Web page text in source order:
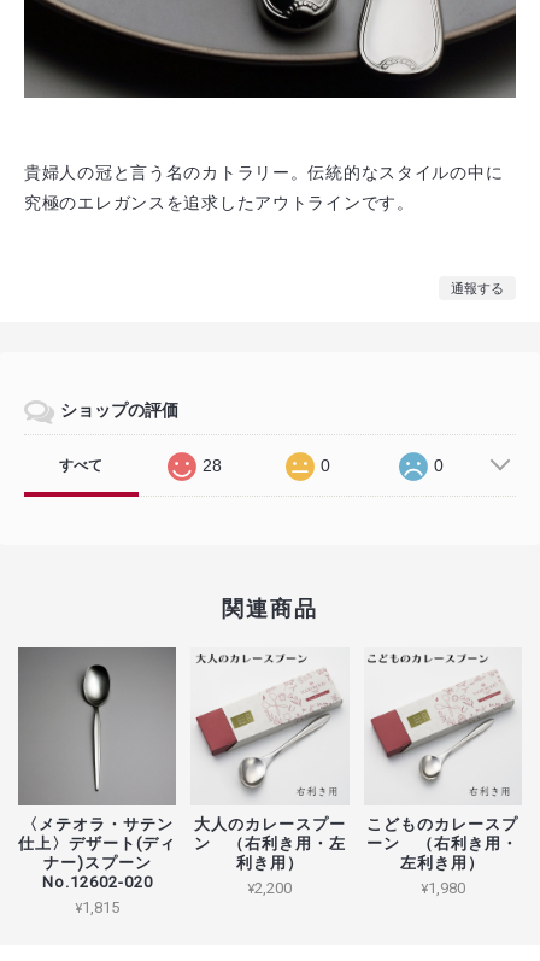
貴婦人の冠と言う名のカトラリー。伝統的なスタイルの中に
究極のエレガンスを追求したアウトラインです。
通報する
ショップの評価
すべて 28 0 0
関連商品
〈メテオラ・サテン
仕上〉デザート(ディ
ナー)スプーン
No.12602-020
¥1,815
大人のカレースプー
ン （右利き用・左
利き用）
¥2,200
こどものカレースプ
ーン （右利き用・
左利き用）
¥1,980